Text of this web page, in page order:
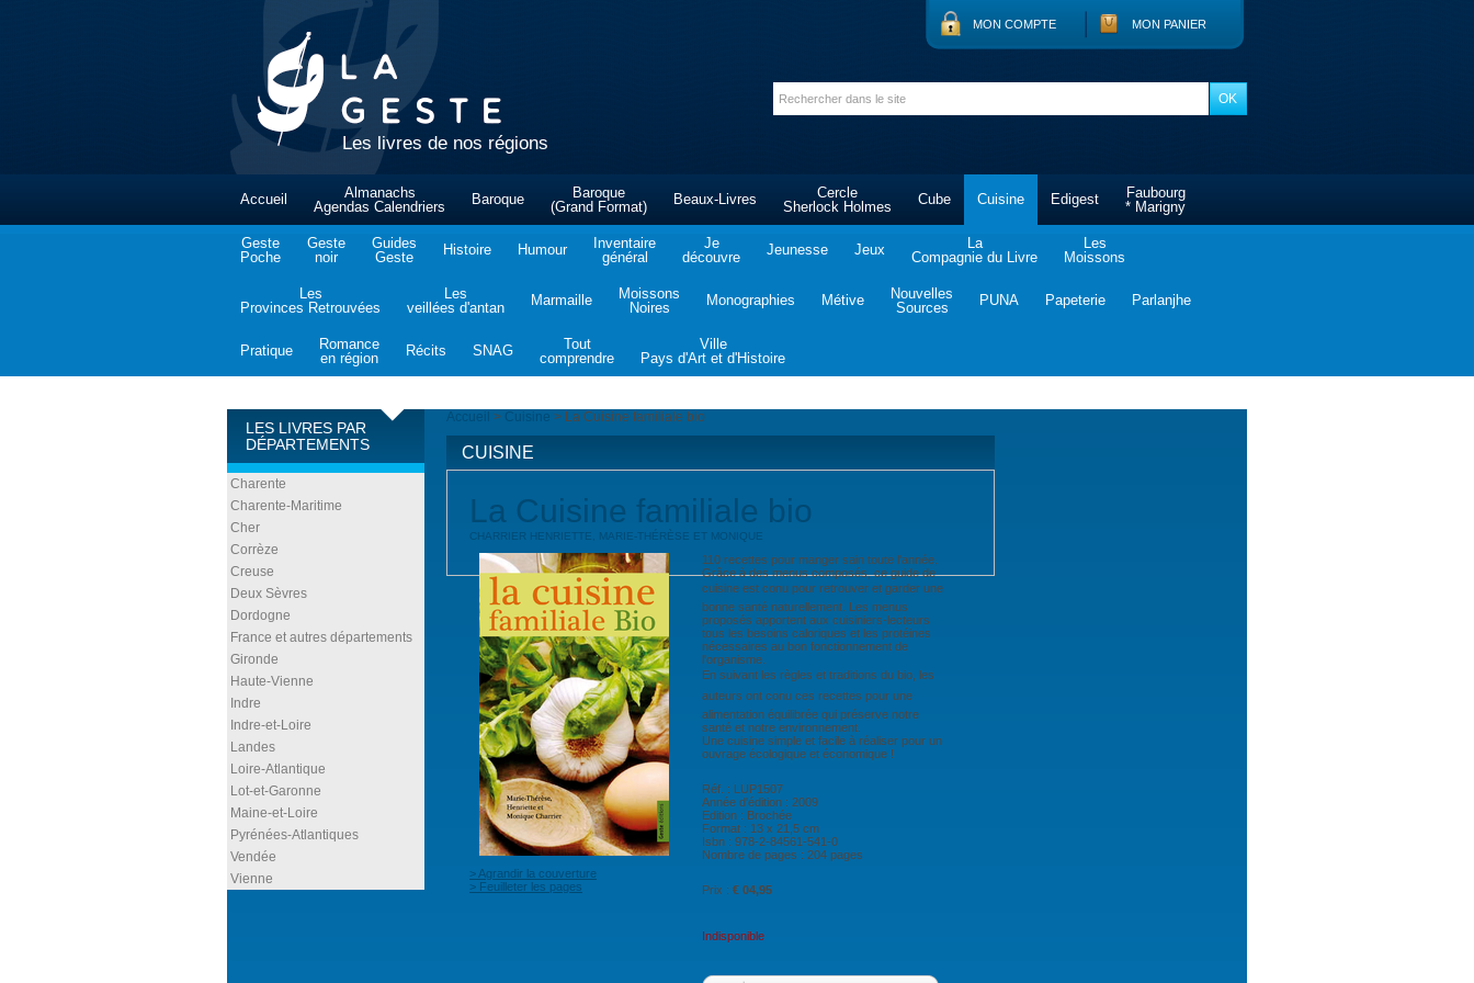
Les livres de nos régions
MON COMPTE MON PANIER
Accueil
Almanachs
Agendas Calendriers
Baroque
Baroque
(Grand Format)
Beaux-Livres
Cercle
Sherlock Holmes
Cube Cuisine Edigest
Faubourg
* Marigny
Geste
Poche
Geste
noir
Guides
Geste
Histoire Humour
Inventaire
général
Je
découvre
Jeunesse Jeux
La
Compagnie du Livre
Les
Moissons
Les
Provinces Retrouvées
Les
veillées d'antan
Marmaille
Moissons
Noires
Monographies Métive
Nouvelles
Sources
PUNA Papeterie Parlanjhe
Pratique
Romance
en région
Récits SNAG
Tout
comprendre
Ville
Pays d'Art et d'Histoire
LES LIVRES PAR
DÉPARTEMENTS
Charente
Charente-Maritime
Cher
Corrèze
Creuse
Deux Sèvres
Dordogne
France et autres départements
Gironde
Haute-Vienne
Indre
Indre-et-Loire
Landes
Loire-Atlantique
Lot-et-Garonne
Maine-et-Loire
Pyrénées-Atlantiques
Vendée
Vienne
Accueil > Cuisine > La Cuisine familiale bio
CUISINE
La Cuisine familiale bio
CHARRIER HENRIETTE, MARIE-THÉRÈSE ET MONIQUE
> Agrandir la couverture
> Feuilleter les pages
110 recettes pour manger sain toute l'année.
Grâce à des menus composés, ce guide de
cuisine est conu pour retrouver et garder une
bonne santé naturellement. Les menus
proposés apportent aux cuisiniers-lecteurs
tous les besoins caloriques et les protéines
nécessaires au bon fonctionnement de
l'organisme.
En suivant les règles et traditions du bio, les
auteurs ont conu ces recettes pour une
alimentation équilibrée qui préserve notre
santé et notre environnement.
Une cuisine simple et facile à réaliser pour un
ouvrage écologique et économique !
Réf. : LUP1507
Année d'édition : 2009
Edition : Brochée
Format : 13 x 21,5 cm
Isbn : 978-2-84561-541-0
Nombre de pages : 204 pages
Prix : € 04,95
Indisponible